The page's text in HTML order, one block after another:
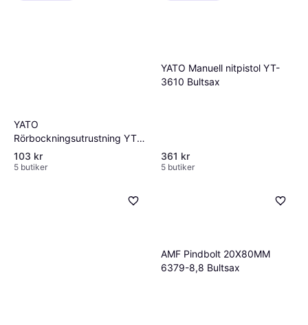
YATO
Rörbockningsutrustning YT-
21840 Bultsax
103 kr
5 butiker
YATO Manuell nitpistol YT-
3610 Bultsax
361 kr
5 butiker
AMF Pindbolt 20X80MM
6379-8,8 Bultsax